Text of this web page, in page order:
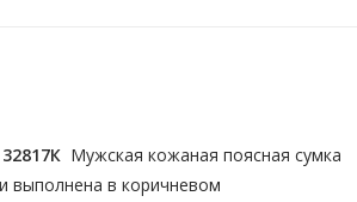
Мужская кожаная поясная сумка
выполнена в коричневом